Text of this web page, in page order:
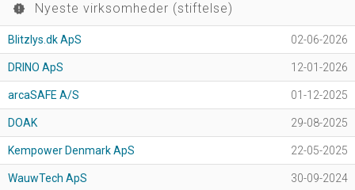
new_releases Nyeste virksomheder (stiftelse)
Blitzlys.dk ApS 02-06-2026
DRINO ApS 12-01-2026
arcaSAFE A/S 01-12-2025
DOAK 29-08-2025
Kempower Denmark ApS 22-05-2025
WauwTech ApS 30-09-2024